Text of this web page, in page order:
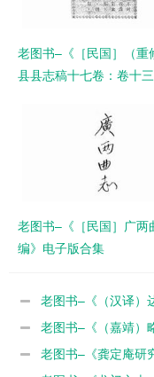
老图书–《［民国］（重
县县志稿十七卷：卷十
老图书–《［民国］广两
编》电子版合集
老图书–《（汉译）
老图书–《（嘉靖）
老图书–《龚定庵研